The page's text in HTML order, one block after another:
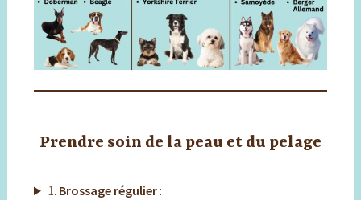
Prendre soin de la peau et du pelage
1. Brossage régulier: